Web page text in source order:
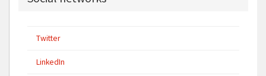
Twitter
LinkedIn